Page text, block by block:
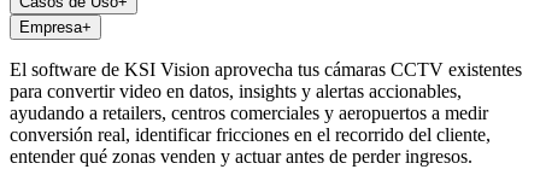
Empresa+
El software de KSI Vision aprovecha tus cámaras CCTV existentes
para convertir video en datos, insights y alertas accionables,
ayudando a retailers, centros comerciales y aeropuertos a medir
conversión real, identificar fricciones en el recorrido del cliente,
entender qué zonas venden y actuar antes de perder ingresos.